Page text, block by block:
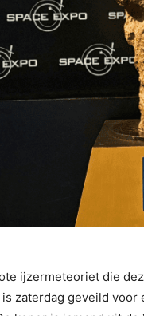
ijzermeteoriet die
zaterdag geveild